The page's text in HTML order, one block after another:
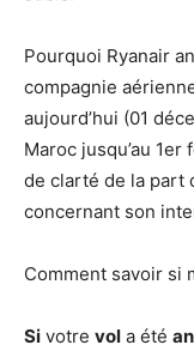
Pourquoi Ryanair
compagnie
aujourd’hui (01
Maroc jusqu’au
de clarté de la part
concernant son
Comment savoir si
Si votre vol a été